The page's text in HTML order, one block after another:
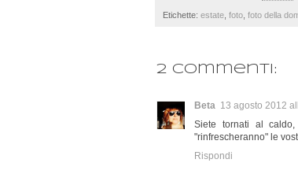
Etichette: estate foto foto della
2 commenti:
Beta 13 agosto 2012
Siete tornati al
"rinfrescheranno" le
Rispondi